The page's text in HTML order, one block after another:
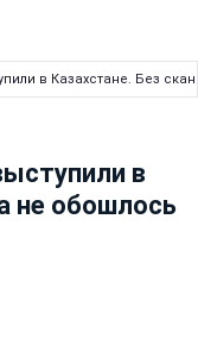
в Казахстане. Без
в
не обошлось